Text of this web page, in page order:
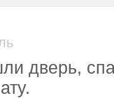
дверь,